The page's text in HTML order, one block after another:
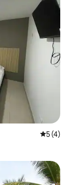
5 de
5 (4)